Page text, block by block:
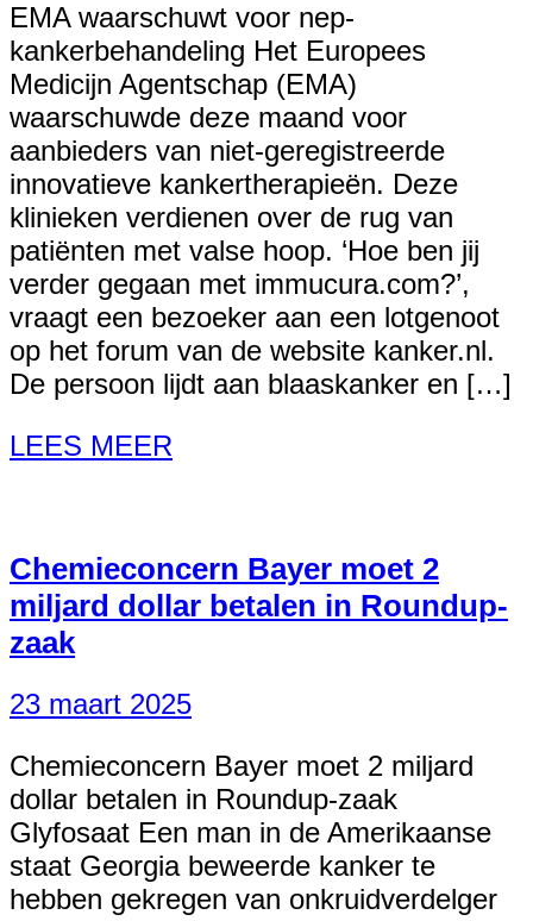
EMA waarschuwt voor nep-
kankerbehandeling Het Europees
Medicijn Agentschap (EMA)
waarschuwde deze maand voor
aanbieders van niet-geregistreerde
innovatieve kankertherapieën. Deze
klinieken verdienen over de rug van
patiënten met valse hoop. ‘Hoe ben jij
verder gegaan met immucura.com?’,
vraagt een bezoeker aan een lotgenoot
op het forum van de website kanker.nl.
De persoon lijdt aan blaaskanker en […]
LEES MEER
Chemieconcern Bayer moet 2
miljard dollar betalen in Roundup-
zaak
23 maart 2025
Chemieconcern Bayer moet 2 miljard
dollar betalen in Roundup-zaak
Glyfosaat Een man in de Amerikaanse
staat Georgia beweerde kanker te
hebben gekregen van onkruidverdelger